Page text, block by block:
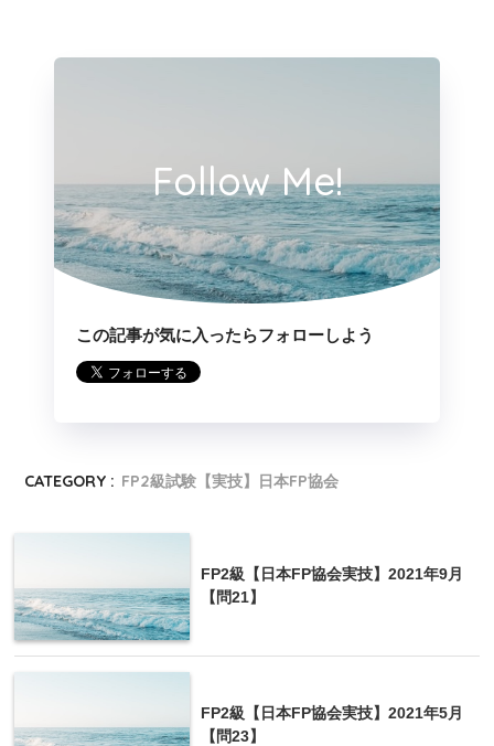
Follow Me!
この記事が気に入ったらフォローしよう
CATEGORY : FP2級試験【実技】日本FP協会
FP2級【日本FP協会実技】2021年9月
【問21】
FP2級【日本FP協会実技】2021年5月
【問23】